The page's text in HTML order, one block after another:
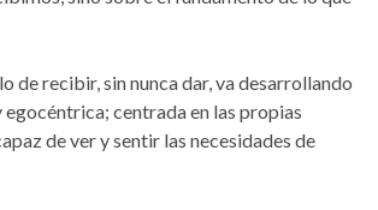
de recibir, sin nunca dar, va desarrollando
egocéntrica; centrada en las propias
de ver y sentir las necesidades de